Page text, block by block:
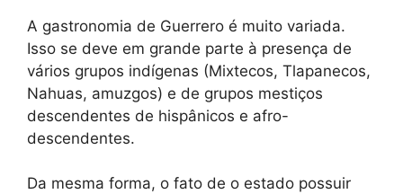
A gastronomia de Guerrero é muito variada.
Isso se deve em grande parte à presença de
vários grupos indígenas (Mixtecos, Tlapanecos,
Nahuas, amuzgos) e de grupos mestiços
descendentes de hispânicos e afro-
descendentes.
Da mesma forma, o fato de o estado possuir